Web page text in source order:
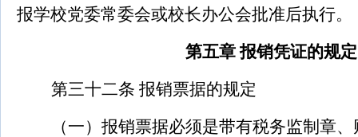
报学校党委常委会或校长办公会批准后执行。
第五章 报销凭证的规定
第三十二条 报销票据的规定
（一）报销票据必须是带有税务监制章